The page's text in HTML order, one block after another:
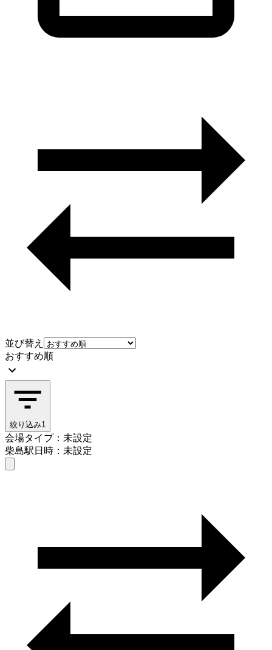
並び替え
おすすめ順
絞り込み1
会場タイプ：未設定
柴島駅日時：未設定